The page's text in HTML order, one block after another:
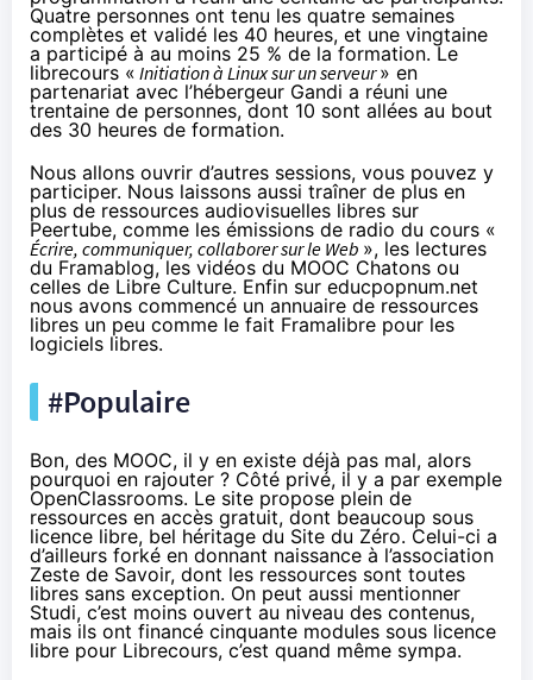
Quatre personnes ont tenu les quatre semaines
complètes et validé les 40 heures, et une vingtaine
a participé à au moins 25 % de la formation. Le
librecours « Initiation à Linux sur un serveur» en
partenariat avec l’hébergeur Gandi a réuni une
trentaine de personnes, dont 10 sont allées au bout
des 30 heures de formation.
Nous allons ouvrir d’autres sessions, vous pouvez y
participer. Nous laissons aussi traîner de plus en
plus de ressources audiovisuelles libres sur
Peertube, comme les émissions de radio du cours «
Écrire, communiquer, collaborer sur le Web », les lectures
du Framablog, les vidéos du MOOC Chatons ou
celles de Libre Culture. Enfin sur educpopnum.net
nous avons commencé un annuaire de ressources
libres un peu comme le fait Framalibre pour les
logiciels libres.
#Populaire
Bon, des MOOC, il y en existe déjà pas mal, alors
pourquoi en rajouter ? Côté privé, il y a par exemple
OpenClassrooms. Le site propose plein de
ressources en accès gratuit, dont beaucoup sous
licence libre, bel héritage du Site du Zéro. Celui-ci a
d’ailleurs forké en donnant naissance à l’association
Zeste de Savoir, dont les ressources sont toutes
libres sans exception. On peut aussi mentionner
Studi, c’est moins ouvert au niveau des contenus,
mais ils ont financé cinquante modules sous licence
libre pour Librecours, c’est quand même sympa.